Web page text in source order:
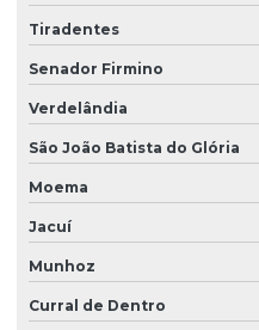
Tiradentes
Senador Firmino
Verdelândia
São João Batista do Glória
Moema
Jacuí
Munhoz
Curral de Dentro